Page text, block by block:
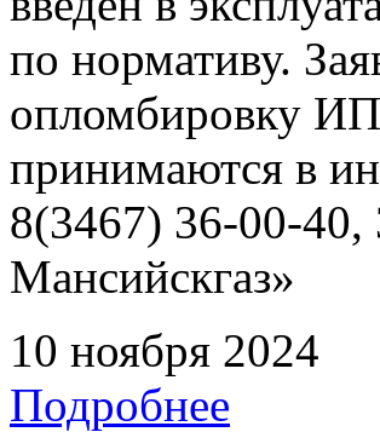
по нормативу.
опломбировку
принимаются в
8(3467) 36-00-
Мансийскгаз»
10 ноября 2024
Подробнее